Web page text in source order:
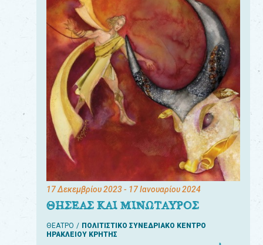
17 Δεκεμβρίου 2023- 17 Ιανουαρίου 2024
ΘΗΣΕΑΣ ΚΑΙ ΜΙΝΩΤΑΥΡΟΣ
ΘΕΑΤΡΟ
ΠΟΛΙΤΙΣΤΙΚΟ ΣΥΝΕΔΡΙΑΚΟ ΚΕΝΤΡΟ
ΗΡΑΚΛΕΙΟΥ ΚΡΗΤΗΣ